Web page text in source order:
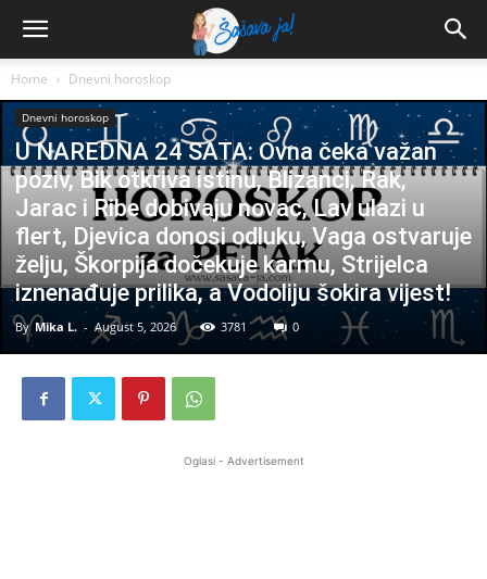
Home Dnevni horoskop
Dnevni horoskop
U NAREDNA 24 SATA: Ovna čeka važan
poziv, Bik otkriva istinu, Blizanci, Rak,
Jarac i Ribe dobivaju novac, Lav ulazi u
flert, Djevica donosi odluku, Vaga ostvaruje
želju, Škorpija dočekuje karmu, Strijelca
iznenađuje prilika, a Vodoliju šokira vijest!
By Mika L. - August 5, 2026 3781 0
Oglasi - Advertisement